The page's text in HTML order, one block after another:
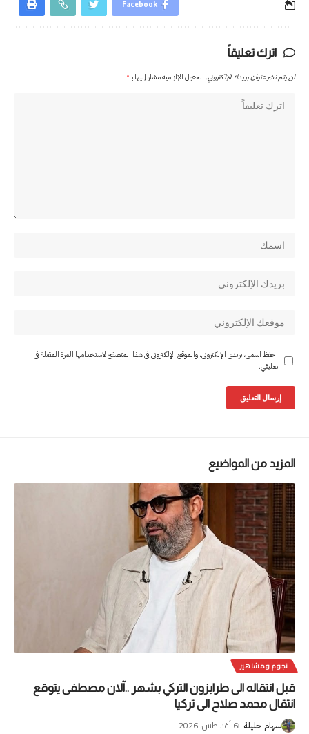
Facebook
اترك تعليقاً
لن يتم نشر عنوان بريدك الإلكتروني. الحقول الإلزامية مشار إليها بـ*
احفظ اسمي، بريدي الإلكتروني، والموقع الإلكتروني في هذا المتصفح لاستخدامها المرة المقبلة في
تعليقي.
المزيد من المواضيع
نجوم ومشاهير
قبل انتقاله الى طرابزون التركي بشهر ..آلان مصطفى يتوقع
انتقال محمد صلاح الى تركيا
سهام حليلة 6 أغسطس، 2026